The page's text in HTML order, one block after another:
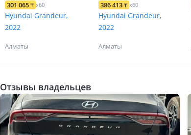
301 065₸ x60
Hyundai Grandeur,
2022
Алматы
386 413₸ x60
Hyundai Grandeur,
2022
Алматы
Отзывы владельцев